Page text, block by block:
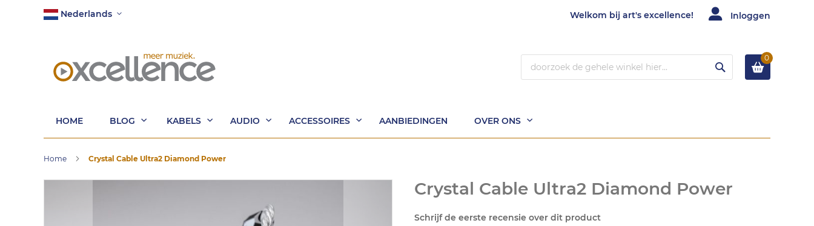
Welkom bij art's excellence! Inloggen
naarNederlands
0
HOME BLOG KABELS AUDIO ACCESSOIRES AANBIEDINGEN OVER ONS
Home Crystal Cable Ultra2 Diamond Power
Crystal Cable Ultra2 Diamond Power
Schrijf de eerste recensie over dit product